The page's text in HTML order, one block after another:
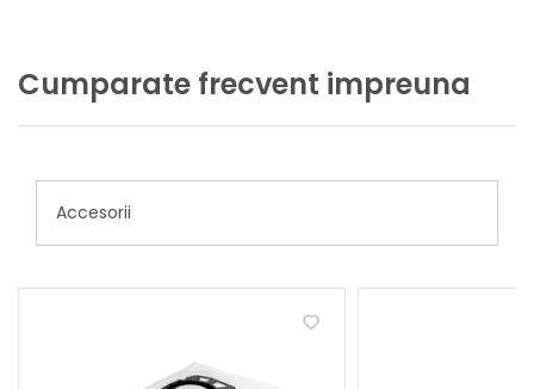
Cumparate frecvent impreuna
Accesorii